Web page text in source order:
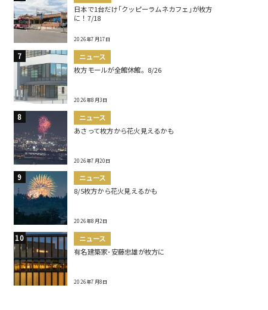
日本で1台だけ｢クッピーラムネカフェ｣が枚方
に！7/18
2026年7月17日
ニュース
枚方モールが全館休館。8/26
2026年8月3日
ニュース
あさって枚方から花火見えるかも
2026年7月20日
ニュース
8/5枚方から花火見えるかも
2026年8月2日
ニュース
有名建築家･安藤忠雄が枚方に
2026年7月8日